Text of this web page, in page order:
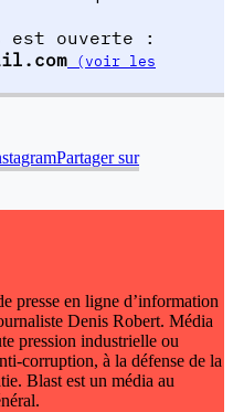
est ouverte :
(voir les
Partager sur
presse en ligne d’information
Denis Robert. Média
pression industrielle ou
corruption, à la défense de la
Blast est un média au